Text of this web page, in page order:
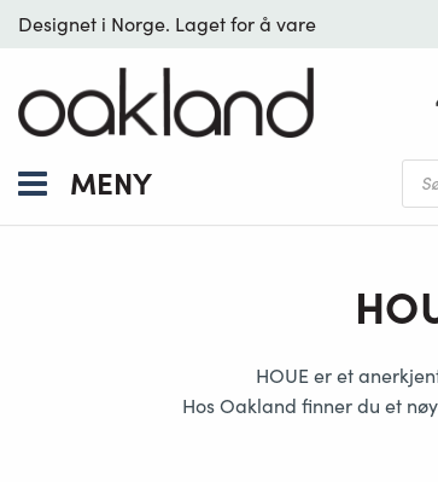
Designet i Norge. Laget for å vare
MENY
HOUE er et
Hos Oakland finner du et